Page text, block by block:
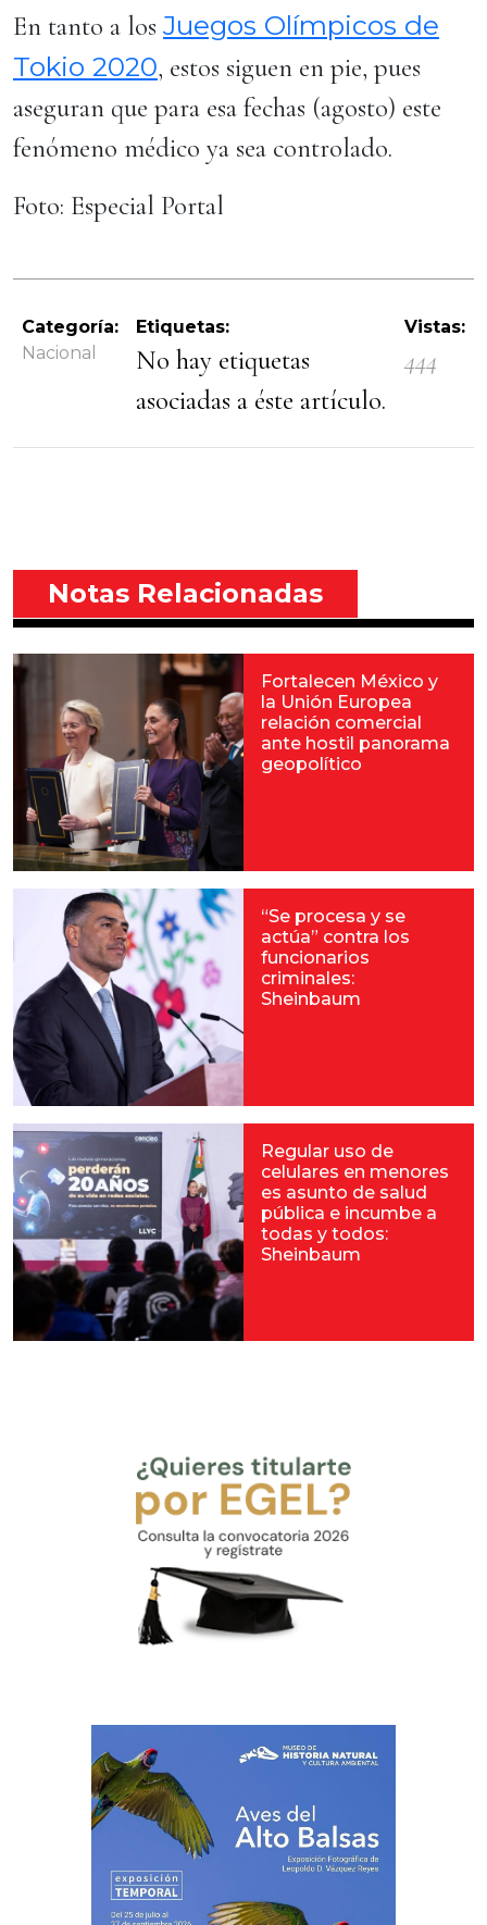
En tanto a los Juegos Olímpicos de
Tokio 2020, estos siguen en pie, pues
aseguran que para esa fechas (agosto) este
fenómeno médico ya sea controlado.
Foto: Especial Portal
Categoría:
Nacional
Etiquetas:
No hay etiquetas
asociadas a éste artículo.
Vistas:
444
Notas Relacionadas
Fortalecen México y
la Unión Europea
relación comercial
ante hostil panorama
geopolítico
“Se procesa y se
actúa” contra los
funcionarios
criminales:
Sheinbaum
Regular uso de
celulares en menores
es asunto de salud
pública e incumbe a
todas y todos:
Sheinbaum